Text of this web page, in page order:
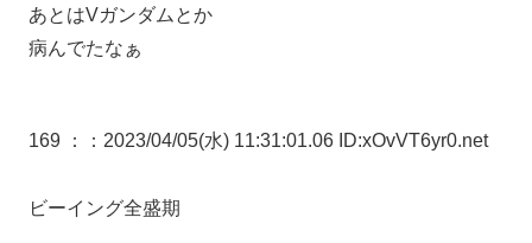
あとはVガンダムとか
病んでたなぁ
169 ： ：2023/04/05(水) 11:31:01.06 ID:xOvVT6yr0.net
ビーイング全盛期